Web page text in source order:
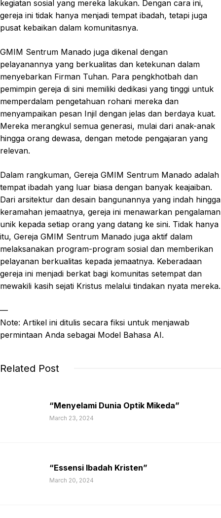
kegiatan sosial yang mereka lakukan. Dengan cara ini,
gereja ini tidak hanya menjadi tempat ibadah, tetapi juga
pusat kebaikan dalam komunitasnya.
GMIM Sentrum Manado juga dikenal dengan
pelayanannya yang berkualitas dan ketekunan dalam
menyebarkan Firman Tuhan. Para pengkhotbah dan
pemimpin gereja di sini memiliki dedikasi yang tinggi untuk
memperdalam pengetahuan rohani mereka dan
menyampaikan pesan Injil dengan jelas dan berdaya kuat.
Mereka merangkul semua generasi, mulai dari anak-anak
hingga orang dewasa, dengan metode pengajaran yang
relevan.
Dalam rangkuman, Gereja GMIM Sentrum Manado adalah
tempat ibadah yang luar biasa dengan banyak keajaiban.
Dari arsitektur dan desain bangunannya yang indah hingga
keramahan jemaatnya, gereja ini menawarkan pengalaman
unik kepada setiap orang yang datang ke sini. Tidak hanya
itu, Gereja GMIM Sentrum Manado juga aktif dalam
melaksanakan program-program sosial dan memberikan
pelayanan berkualitas kepada jemaatnya. Keberadaan
gereja ini menjadi berkat bagi komunitas setempat dan
mewakili kasih sejati Kristus melalui tindakan nyata mereka.
—
Note: Artikel ini ditulis secara fiksi untuk menjawab
permintaan Anda sebagai Model Bahasa AI.
Related Post
“Menyelami Dunia Optik Mikeda”
March 23, 2024
“Essensi Ibadah Kristen”
March 20, 2024